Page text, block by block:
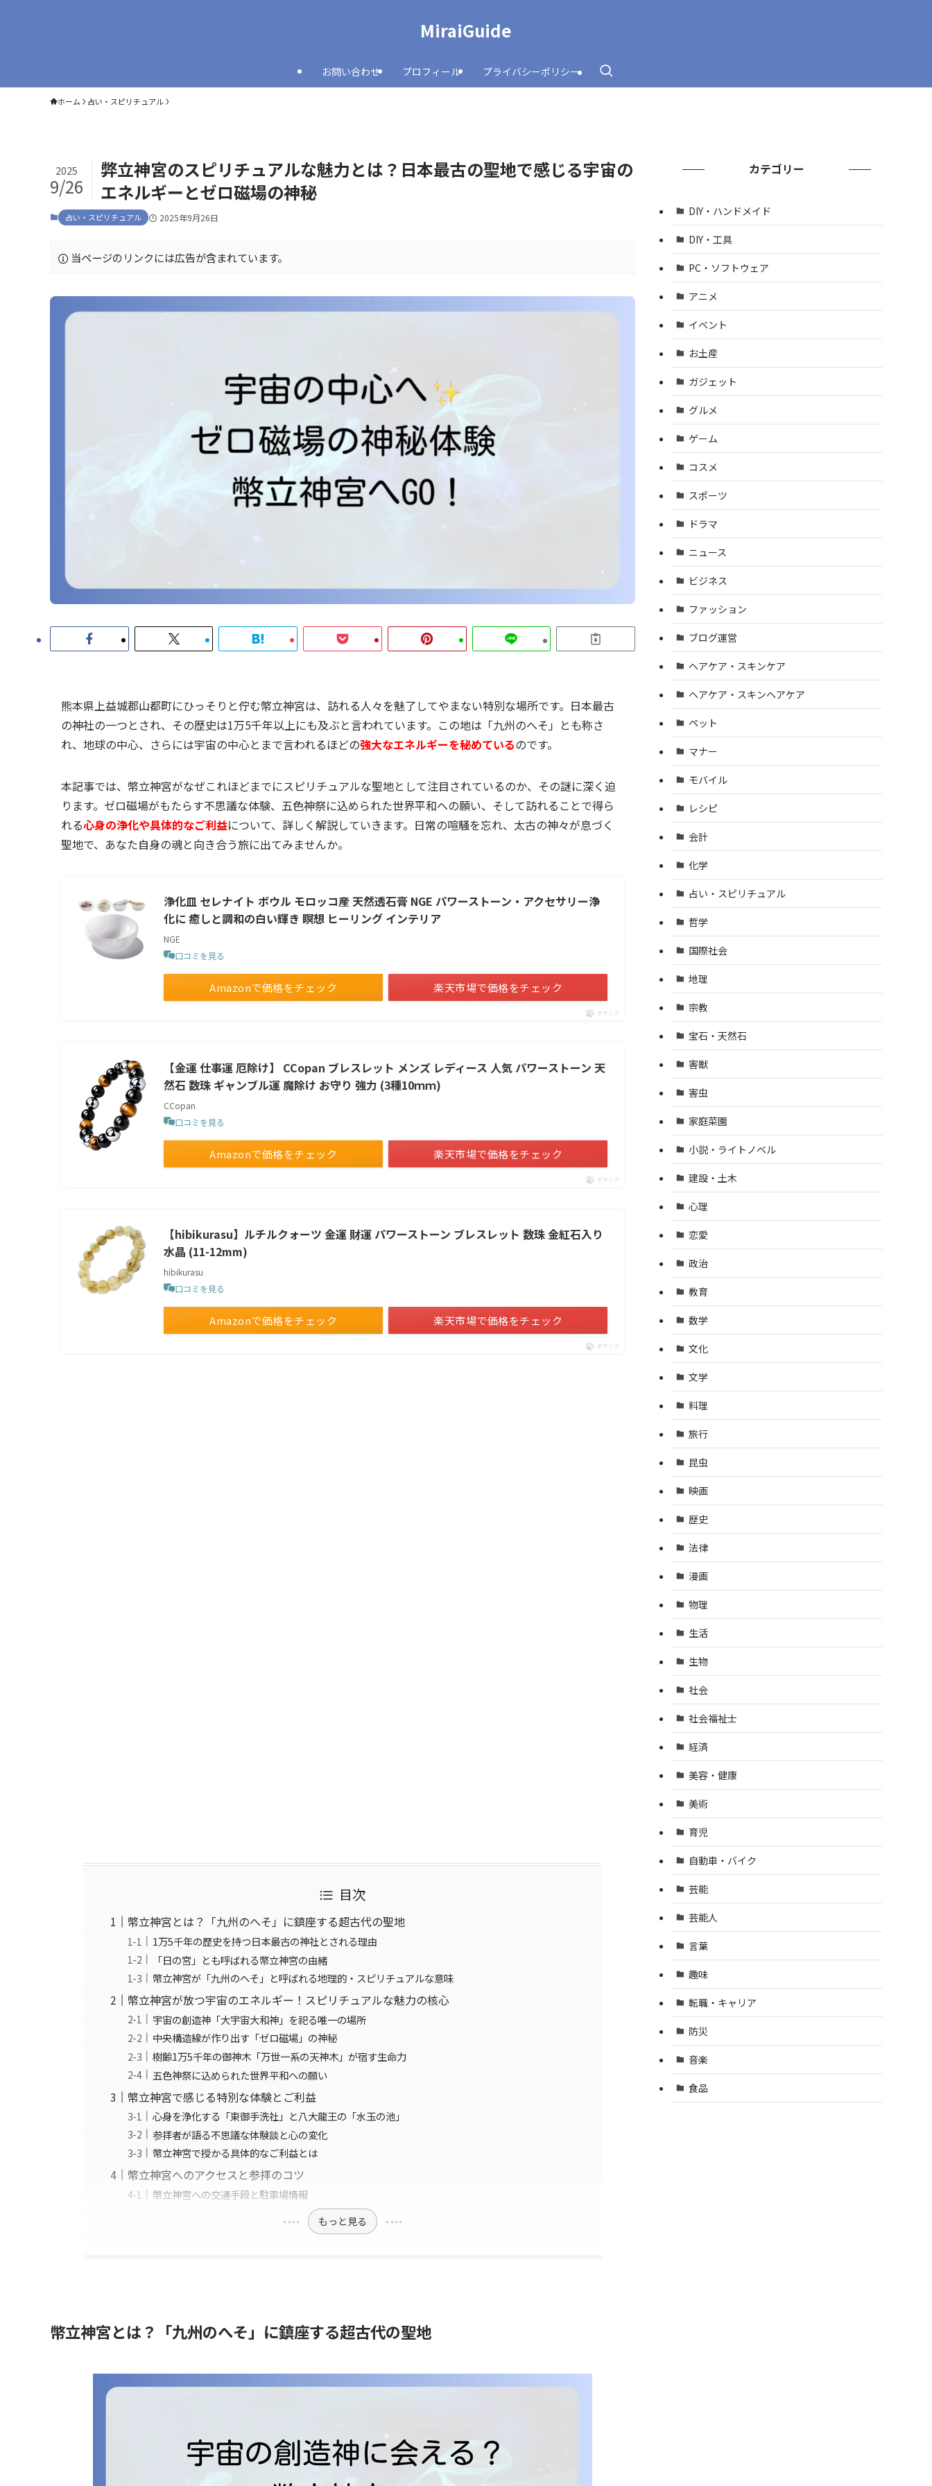
MiraiGuide
お問い合わせ プロフィール プライバシーポリシー
ホーム 占い・スピリチュアル
弊立神宮のスピリチュアルな魅力とは？日本最古の聖地で感じる宇宙の
エネルギーとゼロ磁場の神秘
2025
9/26
占い・スピリチュアル 2025年9月26日
当ページのリンクには広告が含まれています。
熊本県上益城郡山都町にひっそりと佇む幣立神宮は、訪れる人々を魅了してやまない特別な場所です。日本最古
の神社の一つとされ、その歴史は1万5千年以上にも及ぶと言われています。この地は「九州のへそ」とも称さ
れ、地球の中心、さらには宇宙の中心とまで言われるほどの強大なエネルギーを秘めているのです。
本記事では、幣立神宮がなぜこれほどまでにスピリチュアルな聖地として注目されているのか、その謎に深く迫
ります。ゼロ磁場がもたらす不思議な体験、五色神祭に込められた世界平和への願い、そして訪れることで得ら
れる心身の浄化や具体的なご利益について、詳しく解説していきます。日常の喧騒を忘れ、太古の神々が息づく
聖地で、あなた自身の魂と向き合う旅に出てみませんか。
浄化皿 セレナイト ボウル モロッコ産 天然透石膏 NGE パワーストーン・アクセサリー浄
化に 癒しと調和の白い輝き 瞑想 ヒーリング インテリア
NGE
口コミを見る
Amazonで価格をチェック 楽天市場で価格をチェック
ポチップ
【金運 仕事運 厄除け】 CCopan ブレスレット メンズ レディース 人気 パワーストーン 天
然石 数珠 ギャンブル運 魔除け お守り 強力 (3種10ｍｍ)
CCopan
口コミを見る
Amazonで価格をチェック 楽天市場で価格をチェック
ポチップ
【hibikurasu】ルチルクォーツ 金運 財運 パワーストーン ブレスレット 数珠 金紅石入り
水晶 (11-12mm)
hibikurasu
口コミを見る
Amazonで価格をチェック 楽天市場で価格をチェック
ポチップ
目次
幣立神宮とは？「九州のへそ」に鎮座する超古代の聖地
1万5千年の歴史を持つ日本最古の神社とされる理由
「日の宮」とも呼ばれる幣立神宮の由緒
幣立神宮が「九州のへそ」と呼ばれる地理的・スピリチュアルな意味
幣立神宮が放つ宇宙のエネルギー！スピリチュアルな魅力の核心
宇宙の創造神「大宇宙大和神」を祀る唯一の場所
中央構造線が作り出す「ゼロ磁場」の神秘
樹齢1万5千年の御神木「万世一系の天神木」が宿す生命力
五色神祭に込められた世界平和への願い
幣立神宮で感じる特別な体験とご利益
心身を浄化する「東御手洗社」と八大龍王の「水玉の池」
参拝者が語る不思議な体験談と心の変化
幣立神宮で授かる具体的なご利益とは
幣立神宮へのアクセスと参拝のコツ
幣立神宮への交通手段と駐車場情報
もっと見る
幣立神宮とは？「九州のへそ」に鎮座する超古代の聖地
カテゴリー
DIY・ハンドメイド
DIY・工具
PC・ソフトウェア
アニメ
イベント
お土産
ガジェット
グルメ
ゲーム
コスメ
スポーツ
ドラマ
ニュース
ビジネス
ファッション
ブログ運営
ヘアケア・スキンケア
ヘアケア・スキンヘアケア
ペット
マナー
モバイル
レシピ
会計
化学
占い・スピリチュアル
哲学
国際社会
地理
宗教
宝石・天然石
害獣
害虫
家庭菜園
小説・ライトノベル
建設・土木
心理
恋愛
政治
教育
数学
文化
文学
料理
旅行
昆虫
映画
歴史
法律
漫画
物理
生活
生物
社会
社会福祉士
経済
美容・健康
美術
育児
自動車・バイク
芸能
芸能人
言葉
趣味
転職・キャリア
防災
音楽
食品